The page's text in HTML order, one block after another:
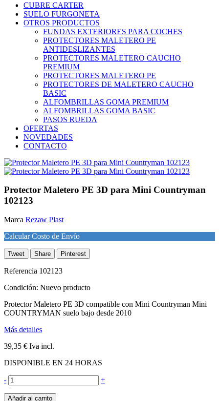
CUBRE CARTER
SUELO FURGONETA
OTROS PRODUCTOS
FUNDAS EXTERIORES PARA COCHES
PROTECTORES MALETERO PE
ANTIDESLIZANTES
PROTECTORES MALETERO CAUCHO
PREMIUM
PROTECTORES MALETERO PE
PROTECTORES DE MALETERO CAUCHO
BASIC
ALFOMBRILLAS GOMA PREMIUM
ALFOMBRILLAS GOMA BASIC
PASOS RUEDA
OFERTAS
NOVEDADES
CONTACTO
Protector Maletero PE 3D para Mini Countryman
102123
Marca Rezaw Plast
Calcular Costo de Envío
Tweet Share Pinterest
Referencia 102123
Condición: Nuevo producto
Protector Maletero PE 3D compatible con Mini Countryman Mini
COUNTRYMAN suelo bajo desde 2010
Más detalles
39,35 € Iva incl.
DISPONIBLE EN 24 HORAS
- +
Añadir al carrito